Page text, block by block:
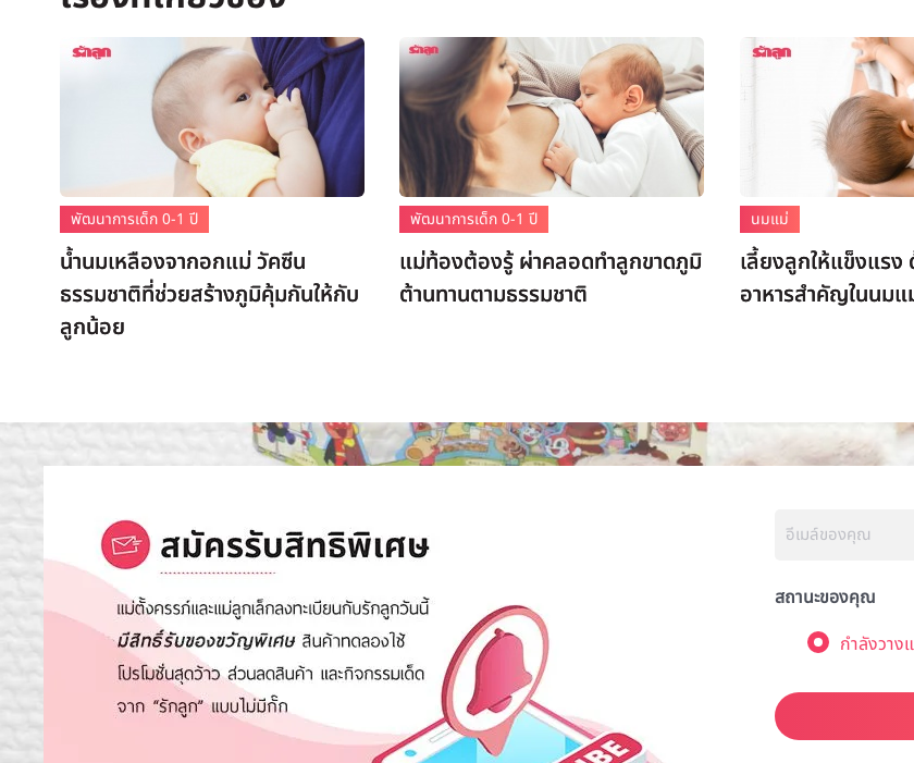
พัฒนาการเด็ก 0-1 ปี
น้ำนมเหลืองจากอกแม่ วัคซีน
ธรรมชาติที่ช่วยสร้างภูมิคุ้มกันให้กับ
ลูกน้อย
พัฒนาการเด็ก 0-1 ปี
แม่ท้องต้องรู้ ผ่าคลอดทำลูกขาดภูมิ
ต้านทานตามธรรมชาติ
นมแม่
เลี้ยงลูกให้แข็งแรง
อาหารสำคัญในนมแ
สถานะของคุณ
กำลังวา